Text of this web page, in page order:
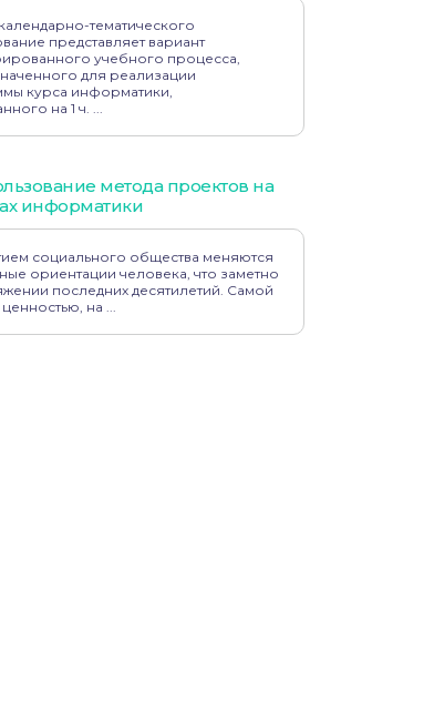
тематического
представляет вариант
учебного процесса,
для реализации
курса информатики,
на 1 ч. ...
метода проектов на
информатики
социального общества меняются
ориентации человека, что заметно
последних десятилетий. Самой
на ...